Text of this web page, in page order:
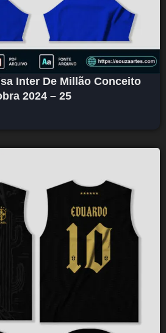
Inter De Millão Conceito
2024 – 25